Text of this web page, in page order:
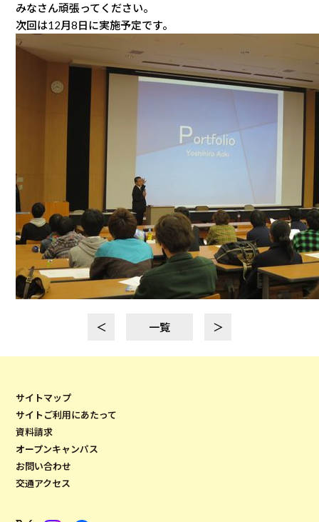
みなさん頑張ってください。
次回は12月8日に実施予定です。
＜ 一覧 ＞
サイトマップ
サイトご利用にあたって
資料請求
オープンキャンパス
お問い合わせ
交通アクセス